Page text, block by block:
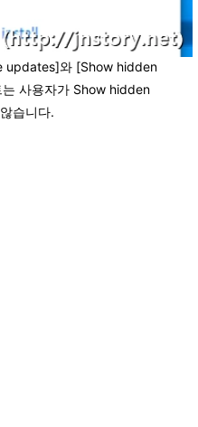
updates]와 [Show hidden
사용자가 Show hidden
습니다.